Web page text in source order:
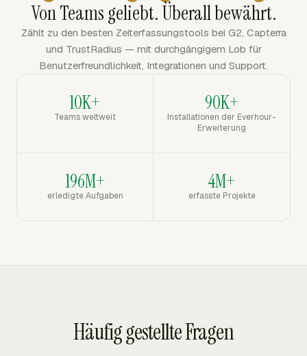
Von Teams geliebt. Überall bewährt.
Zählt zu den besten Zeiterfassungstools bei G2, Capterra
und TrustRadius — mit durchgängigem Lob für
Benutzerfreundlichkeit, Integrationen und Support.
10K+
Teams weltweit
90K+
Installationen der Everhour-
Erweiterung
196M+
erledigte Aufgaben
4M+
erfasste Projekte
Häufig gestellte Fragen